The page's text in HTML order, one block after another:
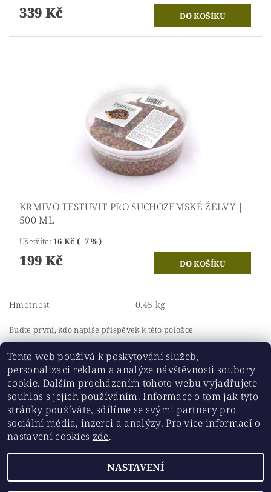
339 Kč
KRMIVO TESTUVIT PRO SUCHOZEMSKÉ ŽELVY |
500 ML
Ušetříte:16 Kč (–7 %)
199 Kč
Hmotnost 0.45 kg
Buďte první, kdo napíše příspěvek k této položce.
Přidat komentář
Historickesklo.cz | Chovatelskepotreby.eu
Chovatelskepotreby.eu, všechna práva vyhrazena
cookies
Tento web používá k poskytování služeb,
personalizaci reklam a analýze návštěvnosti soubory
cookie. Dalším procházením tohoto webu vyjadřujete
souhlas s jejich používáním. Informace o tom jak tyto
stránky používáte, sdílíme se svými partnery pro
sociální média, inzerci a analýzy. Pro více informací o
nastavení cookies zde.
NASTAVENÍ